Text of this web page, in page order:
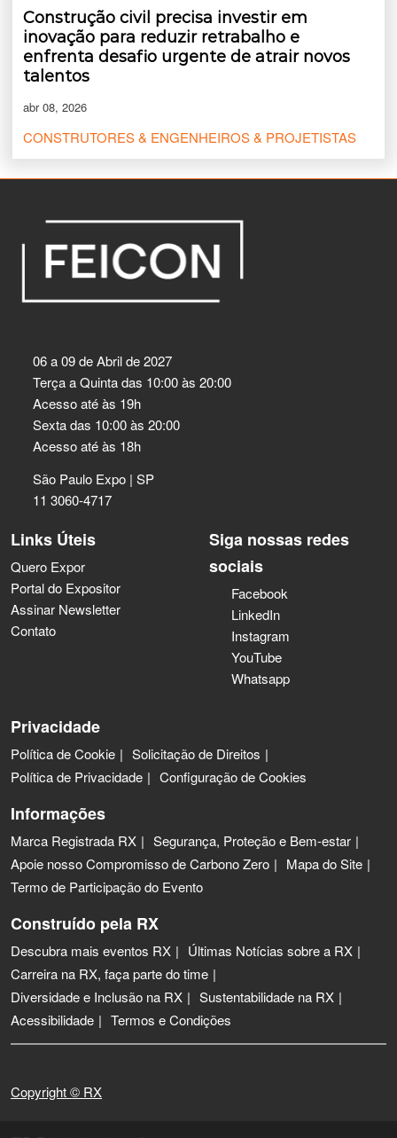
Construção civil precisa investir em
inovação para reduzir retrabalho e
enfrenta desafio urgente de atrair novos
talentos
abr 08, 2026
CONSTRUTORES & ENGENHEIROS & PROJETISTAS
06 a 09 de Abril de 2027
Terça a Quinta das 10:00 às 20:00
Acesso até às 19h
Sexta das 10:00 às 20:00
Acesso até às 18h
São Paulo Expo | SP
11 3060-4717
Links Úteis
Quero Expor
Portal do Expositor
Assinar Newsletter
Contato
Siga nossas redes
sociais
Facebook
LinkedIn
Instagram
YouTube
Whatsapp
Privacidade
Política de Cookie
Solicitação de Direitos
Política de Privacidade
Configuração de Cookies
Informações
Marca Registrada RX
Segurança, Proteção e Bem-estar
Apoie nosso Compromisso de Carbono Zero
Mapa do Site
Termo de Participação do Evento
Construído pela RX
Descubra mais eventos RX
Últimas Notícias sobre a RX
Carreira na RX, faça parte do time
Diversidade e Inclusão na RX
Sustentabilidade na RX
Acessibilidade
Termos e Condições
Copyright © RX